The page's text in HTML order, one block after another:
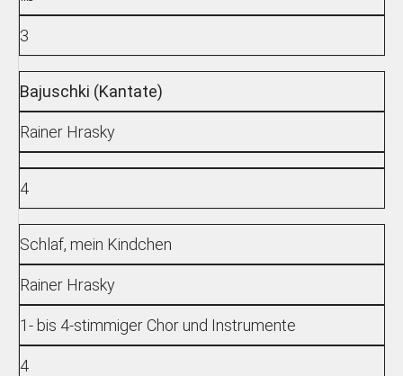
3
Bajuschki (Kantate)
Rainer Hrasky
4
Schlaf, mein Kindchen
Rainer Hrasky
1- bis 4-stimmiger Chor und Instrumente
4